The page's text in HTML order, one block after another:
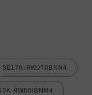
SE17K-RW0T0BNN4
RW00IBNM4